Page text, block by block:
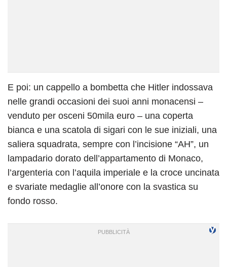
E poi: un cappello a bombetta che Hitler indossava
nelle grandi occasioni dei suoi anni monacensi –
venduto per osceni 50mila euro – una coperta
bianca e una scatola di sigari con le sue iniziali, una
saliera squadrata, sempre con l’incisione “AH”, un
lampadario dorato dell’appartamento di Monaco,
l’argenteria con l’aquila imperiale e la croce uncinata
e svariate medaglie all’onore con la svastica su
fondo rosso.